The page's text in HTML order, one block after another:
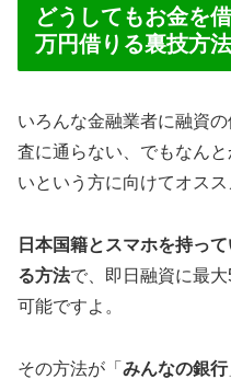
どうしてもお金を
万円借りる裏技方法
いろんな金融業者に融資
査に通らない、でもなん
いという方に向けてオスス
日本国籍とスマホを持っ
る方法で、即日融資に最
可能ですよ。
その方法が「 みんなの銀行